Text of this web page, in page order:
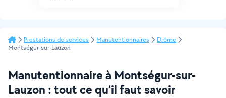
Prestations de services Manutentionnaires
Drôme
Montségur-sur-Lauzon
Manutentionnaire à Montségur-sur-
Lauzon : tout ce qu’il faut savoir